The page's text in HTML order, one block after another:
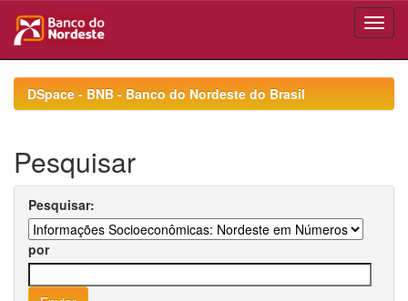
navigationDSpace - BNB - Banco do Nordeste do Brasil
Pesquisar
Pesquisar:
por